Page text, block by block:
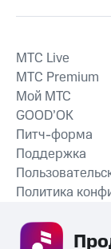
MTС Live
MTС Premium
Мой МТС
GOOD’OK
Питч-форма
Поддержка
Политика